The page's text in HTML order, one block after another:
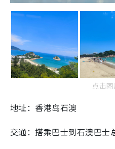
点击
地址：香港岛石澳
交通：搭乘巴士到石澳巴士